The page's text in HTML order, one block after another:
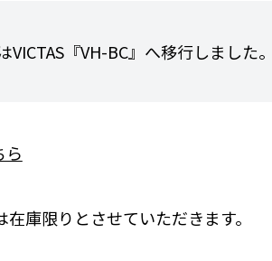
『VH-BC』へ移行しました。
ら
庫限りとさせていただきます。